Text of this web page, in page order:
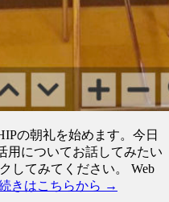
の朝礼を始めます。今日
用についてお話してみたい
してみてください。 Web
きはこちらから →